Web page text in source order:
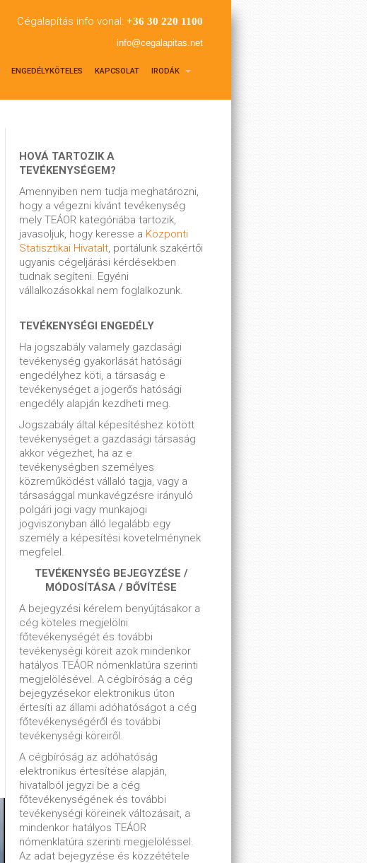
Cégalapítás info vonal: +36 30 220 1100
info@cegalapitas.net
ENGEDÉLYKÖTELES KAPCSOLAT IRODÁK
HOVÁ TARTOZIK A
TEVÉKENYSÉGEM?
Amennyiben nem tudja meghatározni,
hogy a végezni kívánt tevékenység
mely TEÁOR kategóriába tartozik,
javasoljuk, hogy keresse a Központi
Statisztikai Hivatalt, portálunk szakértői
ugyanis cégeljárási kérdésekben
tudnak segíteni. Egyéni
vállalkozásokkal nem foglalkozunk.
TEVÉKENYSÉGI ENGEDÉLY
Ha jogszabály valamely gazdasági
tevékenység gyakorlását hatósági
engedélyhez köti, a társaság e
tevékenységet a jogerős hatósági
engedély alapján kezdheti meg.
Jogszabály által képesítéshez kötött
tevékenységet a gazdasági társaság
akkor végezhet, ha az e
tevékenységben személyes
közreműködést vállaló tagja, vagy a
társasággal munkavégzésre irányuló
polgári jogi vagy munkajogi
jogviszonyban álló legalább egy
személy a képesítési követelménynek
megfelel.
TEVÉKENYSÉG BEJEGYZÉSE /
MÓDOSÍTÁSA / BŐVÍTÉSE
A bejegyzési kérelem benyújtásakor a
cég köteles megjelölni
főtevékenységét és további
tevékenységi köreit azok mindenkor
hatályos TEÁOR nómenklatúra szerinti
megjelölésével. A cégbíróság a cég
bejegyzésekor elektronikus úton
értesíti az állami adóhatóságot a cég
főtevékenységéről és további
tevékenységi köreiről.
A cégbíróság az adóhatóság
elektronikus értesítése alapján,
hivatalból jegyzi be a cég
főtevékenységének és további
tevékenységi köreinek változásait, a
mindenkor hatályos TEÁOR
nómenklatúra szerinti megjelöléssel.
Az adat bejegyzése és közzététele